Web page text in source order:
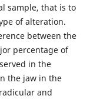
sample, that is to
of alteration.
between the
percentage of
in the
the jaw in the
and